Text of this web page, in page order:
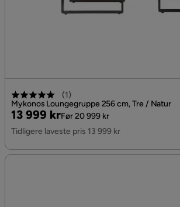
(1)
Mykonos Loungegruppe 256 cm, Tre / Natur
Pris
13 999 kr
Original
Pris
Før 20 999 kr
Tidligere laveste pris 13 999 kr